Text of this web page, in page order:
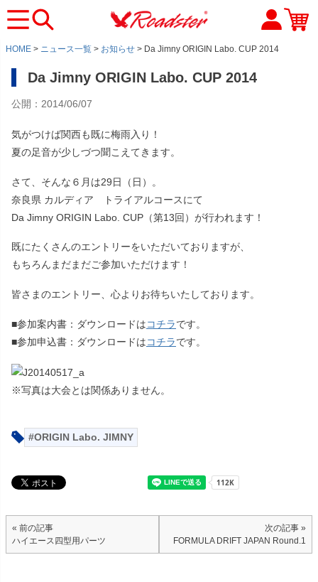
HOME ニュース一覧 お知らせ Da Jimny ORIGIN Labo. CUP 2014
Da Jimny ORIGIN Labo. CUP 2014
公開：2014/06/07
気がつけば関西も既に梅雨入り！
夏の足音が少しづつ聞こえてきます。
さて、そんな６月は29日（日）。
奈良県 カルディア トライアルコースにて
Da Jimny ORIGIN Labo. CUP（第13回）が行われます！
既にたくさんのエントリーをいただいておりますが、
もちろんまだまだご参加いただけます！
皆さまのエントリー、心よりお待ちいたしております。
■参加案内書：ダウンロードはコチラです。
■参加申込書：ダウンロードはコチラです。
※写真は大会とは関係ありません。
ORIGIN Labo. JIMNY
« 前の記事
ハイエース四型用パーツ
次の記事 »
FORMULA DRIFT JAPAN Round.1